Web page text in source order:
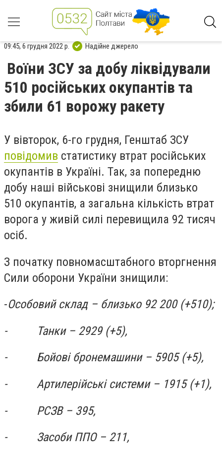
09:45, 6 грудня 2022 р. Надійне джерело
Воїни ЗСУ за добу ліквідували
510 російських окупантів та
збили 61 ворожу ракету
У вівторок, 6-го грудня, Генштаб ЗСУ
повідомив статистику втрат російських
окупантів в Україні. Так, за попередню
добу наші військові знищили близько
510 окупантів, а загальна кількість втрат
ворога у живій силі перевищила 92 тисяч
осіб.
З початку повномасштабного вторгнення
Сили оборони України знищили:
-Особовий склад – близько 92 200 (+510);
-
Танки – 2929 (+5),
- Бойові бронемашини – 5905 (+5),
- Артилерійські системи – 1915 (+1),
- РСЗВ – 395,
- Засоби ППО – 211,